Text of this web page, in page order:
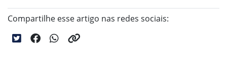
Compartilhe esse artigo nas redes sociais: